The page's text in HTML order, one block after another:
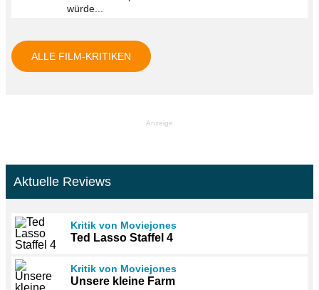
würde...
ALLE FILM-KRITIKEN
Anzeige
Aktuelle Reviews
Kritik von Moviejones
Ted Lasso Staffel 4
Kritik von Moviejones
Unsere kleine Farm